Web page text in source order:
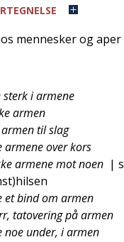
mennesker og aper
i armene
armen
til slag
armene over kors
armene mot noen |
et bind om armen
tatovering på armen
under, i armen